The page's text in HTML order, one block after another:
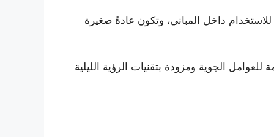
داخل المباني، وتكون عادةً صغيرة
للعوامل الجوية ومزودة بتقنيات الرؤية الليلية